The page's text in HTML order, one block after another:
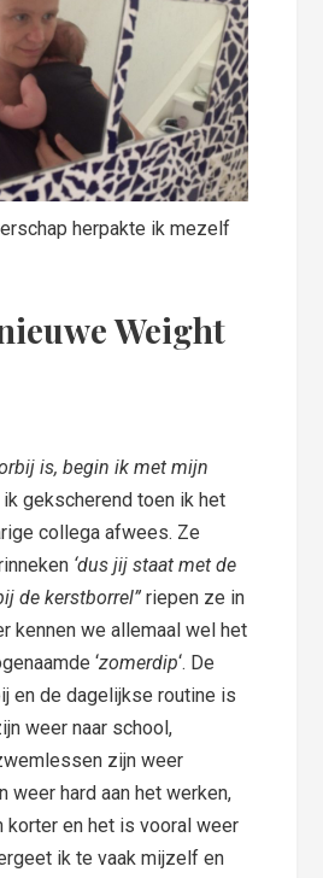
herpakte ik mezelf
Weight
is, begin ik met mijn
gekscherend toen ik het
collega afwees. Ze
‘dus jij staat met de
de kerstborrel” riepen ze in
kennen we allemaal wel het
‘zomerdip‘. De
en de dagelijkse routine is
weer naar school,
zijn weer
weer hard aan het werken,
korter en het is vooral weer
ik te vaak mijzelf en